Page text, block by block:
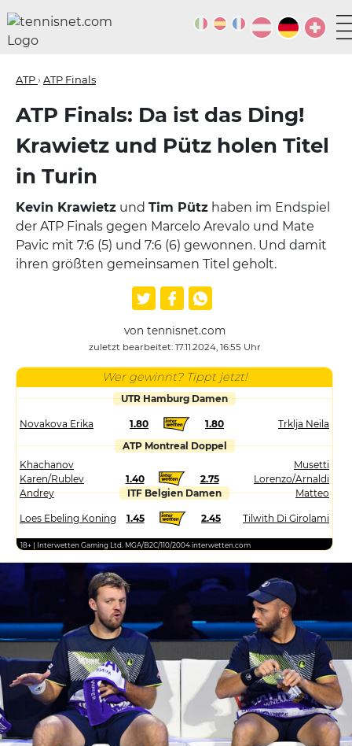
ATP› ATP Finals
ATP Finals: Da ist das Ding!
Krawietz und Pütz holen Titel
in Turin
Kevin Krawietz und Tim Pütz haben im Endspiel
der ATP Finals gegen Marcelo Arevalo und Mate
Pavic mit 7:6 (5) und 7:6 (6) gewonnen. Und damit
ihren größten gemeinsamen Titel geholt.
von tennisnet.com
zuletzt bearbeitet: 17.11.2024, 16:55 Uhr
Wer gewinnt? Tippt jetzt!
UTR Hamburg Damen
Novakova Erika 1.80 1.80
Trklja Neila
ATP Montreal Doppel
Khachanov
Karen/Rublev
Andrey
1.40 2.75
Musetti
Lorenzo/Arnaldi
Matteo
ITF Belgien Damen
Loes Ebeling Koning 1.45 2.45 Tilwith Di Girolami
18+ | Interwetten Gaming Ltd. MGA/B2C/110/2004 interwetten.com